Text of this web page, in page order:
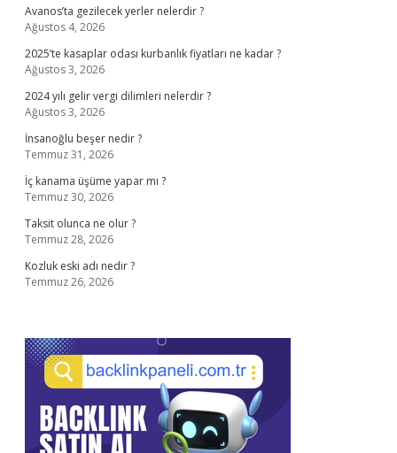
Avanos’ta gezilecek yerler nelerdir ?
Ağustos 4, 2026
2025’te kasaplar odası kurbanlık fiyatları ne kadar ?
Ağustos 3, 2026
2024 yılı gelir vergi dilimleri nelerdir ?
Ağustos 3, 2026
İnsanoğlu beşer nedir ?
Temmuz 31, 2026
İç kanama üşüme yapar mı ?
Temmuz 30, 2026
Taksit olunca ne olur ?
Temmuz 28, 2026
Kozluk eski adı nedir ?
Temmuz 26, 2026